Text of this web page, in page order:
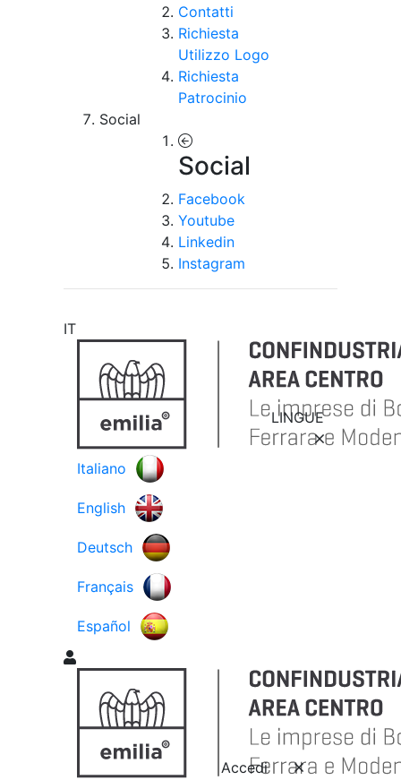
Contatti
Richiesta
Utilizzo Logo
Richiesta
Patrocinio
Social
Social
Facebook
Youtube
Linkedin
Instagram
IT
LINGUE
Italiano
English
Deutsch
Français
Español
Accedi